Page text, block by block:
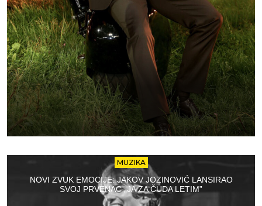
MUZIKA
NOVI ZVUK EMOCIJE: JAKOV JOZINOVIĆ LANSIRAO
SVOJ PRVENAC „JA ZA ČUDA LETIM”